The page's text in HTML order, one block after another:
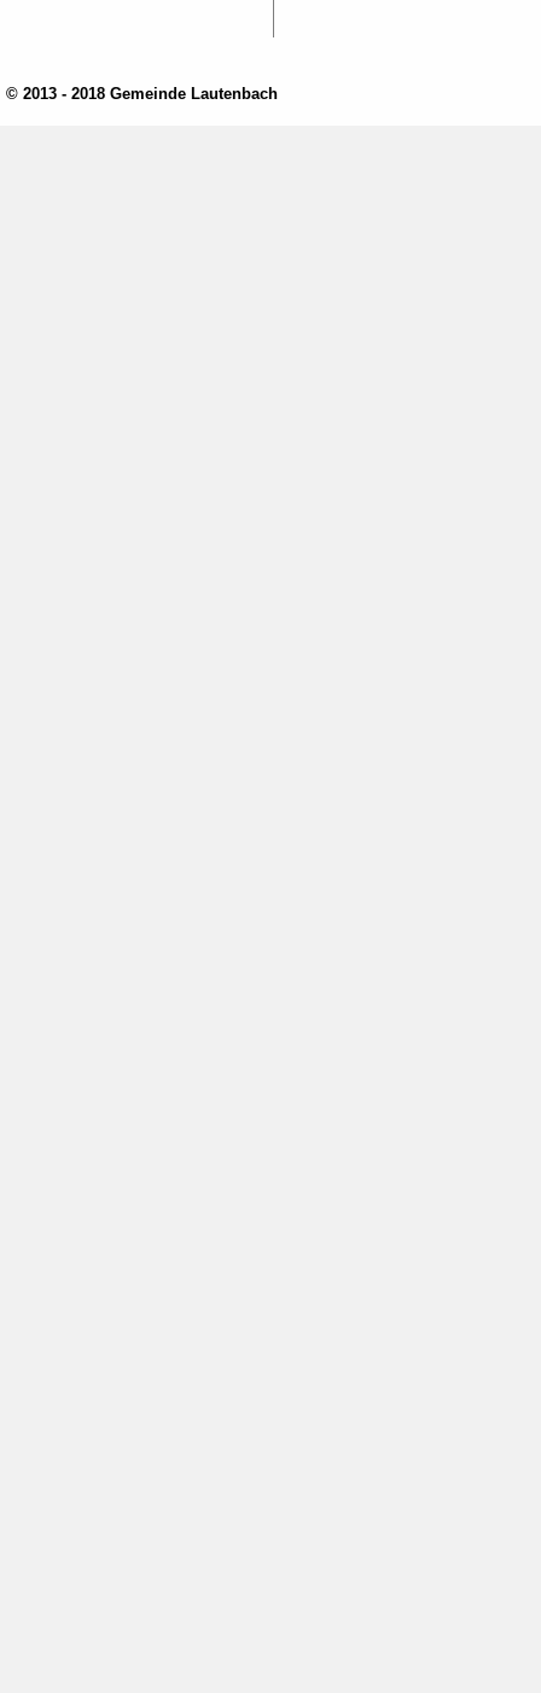
© 2013 - 2018 Gemeinde Lautenbach